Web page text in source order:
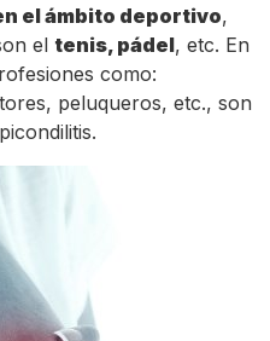
el ámbito deportivo,
el tenis, pádel, etc. En
como:
peluqueros, etc., son